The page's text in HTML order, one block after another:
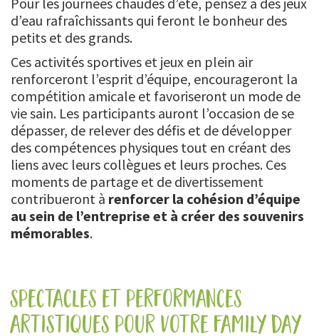
d’eau rafraîchissants qui feront le bonheur des
petits et des grands.
Ces activités sportives et jeux en plein air
renforceront l’esprit d’équipe, encourageront la
compétition amicale et favoriseront un mode de
vie sain. Les participants auront l’occasion de se
dépasser, de relever des défis et de développer
des compétences physiques tout en créant des
liens avec leurs collègues et leurs proches. Ces
moments de partage et de divertissement
contribueront à renforcer la cohésion d’équipe
au sein de l’entreprise et à créer des souvenirs
mémorables.
spectacles et performances
artistiques pour votre family day